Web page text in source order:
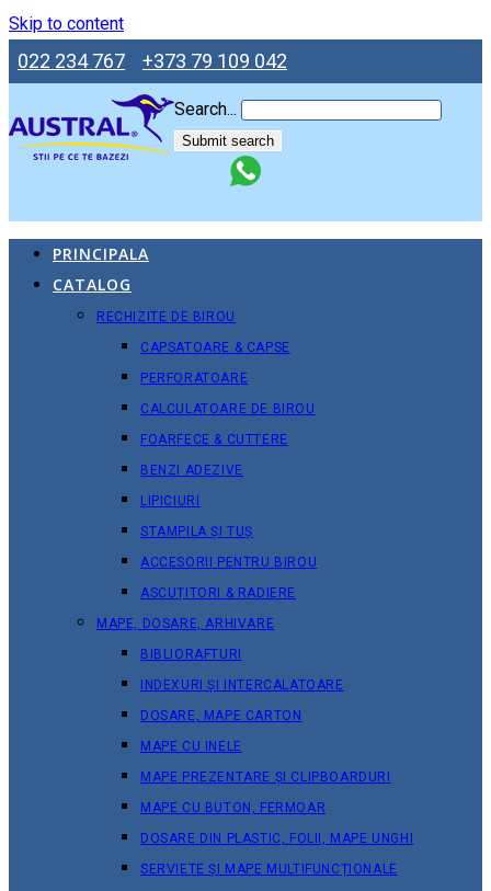
Skip to content
022 234 767 +373 79 109 042
Search...
Submit search
PRINCIPALA
CATALOG
RECHIZITE DE BIROU
CAPSATOARE & CAPSE
PERFORATOARE
CALCULATOARE DE BIROU
FOARFECE & CUTTERE
BENZI ADEZIVE
LIPICIURI
STAMPILA ȘI TUȘ
ACCESORII PENTRU BIROU
ASCUȚITORI & RADIERE
MAPE, DOSARE, ARHIVARE
BIBLIORAFTURI
INDEXURI ȘI INTERCALATOARE
DOSARE, MAPE CARTON
MAPE CU INELE
MAPE PREZENTARE ȘI CLIPBOARDURI
MAPE CU BUTON, FERMOAR
DOSARE DIN PLASTIC, FOLII, MAPE UNGHI
SERVIETE ȘI MAPE MULTIFUNCȚIONALE